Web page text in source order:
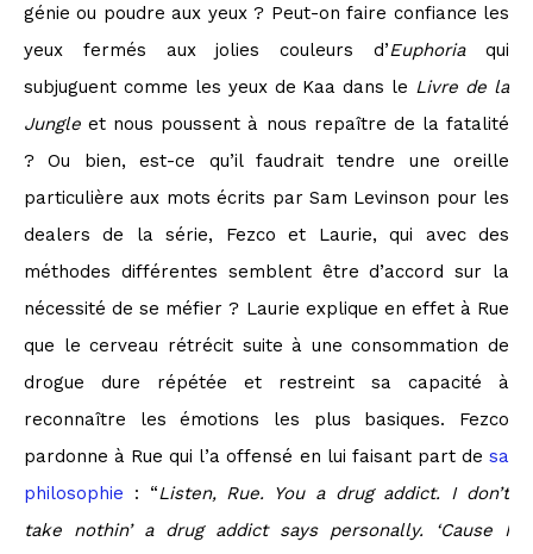
génie ou poudre aux yeux ? Peut-on faire confiance les
yeux fermés aux jolies couleurs d’Euphoriaqui
subjuguent comme les yeux de Kaa dans le Livre de la
Jungle et nous poussent à nous repaître de la fatalité
? Ou bien, est-ce qu’il faudrait tendre une oreille
particulière aux mots écrits par Sam Levinson pour les
dealers de la série, Fezco et Laurie, qui avec des
méthodes différentes semblent être d’accord sur la
nécessité de se méfier ? Laurie explique en effet à Rue
que le cerveau rétrécit suite à une consommation de
drogue dure répétée et restreint sa capacité à
reconnaître les émotions les plus basiques. Fezco
pardonne à Rue qui l’a offensé en lui faisant part de sa
philosophie : “Listen, Rue. You a drug addict. I don’t
take nothin’ a drug addict says personally. ‘Cause I